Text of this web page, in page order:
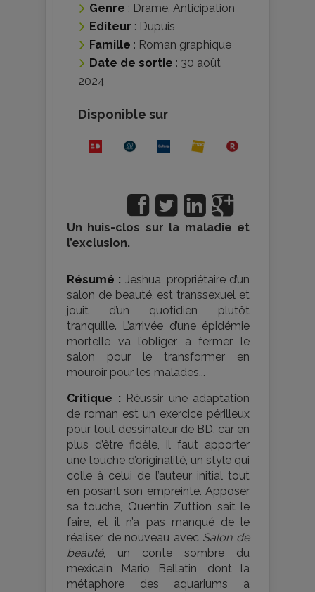
Genre : Drame Anticipation
Editeur : Dupuis
Famille : Roman graphique
Date de sortie : 30 août
2024
Disponible sur
Un huis-clos sur la maladie et
l’exclusion.
Résumé : Jeshua, propriétaire d’un
salon de beauté, est transsexuel et
jouit d’un quotidien plutôt
tranquille. L’arrivée d’une épidémie
mortelle va l’obliger à fermer le
salon pour le transformer en
mouroir pour les malades...
Critique : Réussir une adaptation
de roman est un exercice périlleux
pour tout dessinateur de BD, car en
plus d’être fidèle, il faut apporter
une touche d’originalité, un style qui
colle à celui de l’auteur initial tout
en posant son empreinte. Apposer
sa touche, Quentin Zuttion sait le
faire, et il n’a pas manqué de le
réaliser de nouveau avec Salon de
beauté, un conte sombre du
mexicain Mario Bellatin, dont la
métaphore des aquariums a